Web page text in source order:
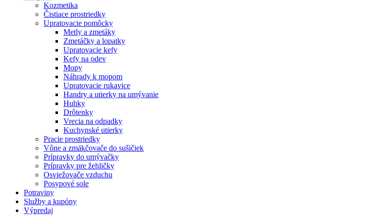
Kozmetika
Čistiace prostriedky
Upratovacie pomôcky
Metly a zmetáky
Zmetáčky a lopatky
Upratovacie kefy
Kefy na odev
Mopy
Náhrady k mopom
Upratovacie rukavice
Handry a utierky na umývanie
Hubky
Drôtenky
Vrecia na odpadky
Kuchynské utierky
Pracie prostriedky
Vône a zmäkčovače do sušičiek
Prípravky do umývačky
Prípravky pre žehličky
Osviežovače vzduchu
Posypové sole
Potraviny
Služby a kupóny
Výpredaj